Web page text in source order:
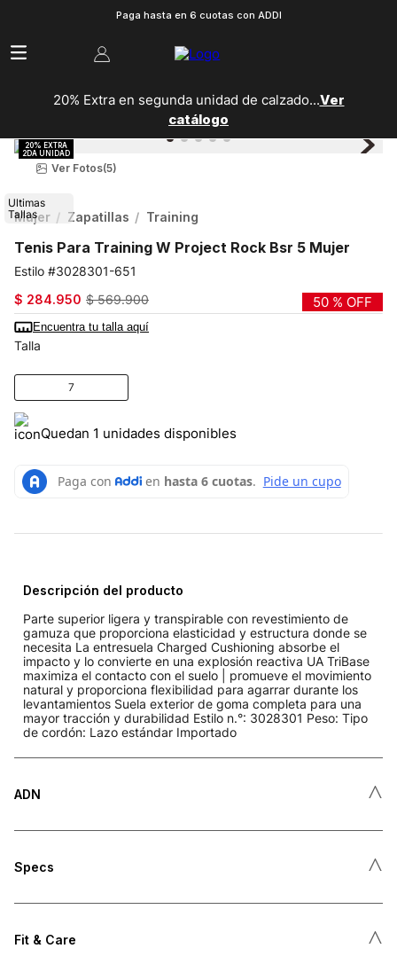
Paga hasta en 6 cuotas con ADDI
20% Extra en segunda unidad de calzado...Ver
catálogo
Ultimas
Tallas
Ver Fotos(5)
Mujer Zapatillas Training
Tenis Para Training W Project Rock Bsr 5 Mujer
3028301-651
$ 284.950 $ 569.900 50 % OFF
Encuentra tu talla aquí
Talla
7
Quedan 1 unidades disponibles
Descripción del producto
Parte superior ligera y transpirable con revestimiento de
gamuza que proporciona elasticidad y estructura donde se
necesita La entresuela Charged Cushioning absorbe el
impacto y lo convierte en una explosión reactiva UA TriBase
maximiza el contacto con el suelo | promueve el movimiento
natural y proporciona flexibilidad para agarrar durante los
levantamientos Suela exterior de goma completa para una
mayor tracción y durabilidad Estilo n.°: 3028301 Peso: Tipo
de cordón: Lazo estándar Importado
ADN ˄
Specs ˄
Fit & Care ˄